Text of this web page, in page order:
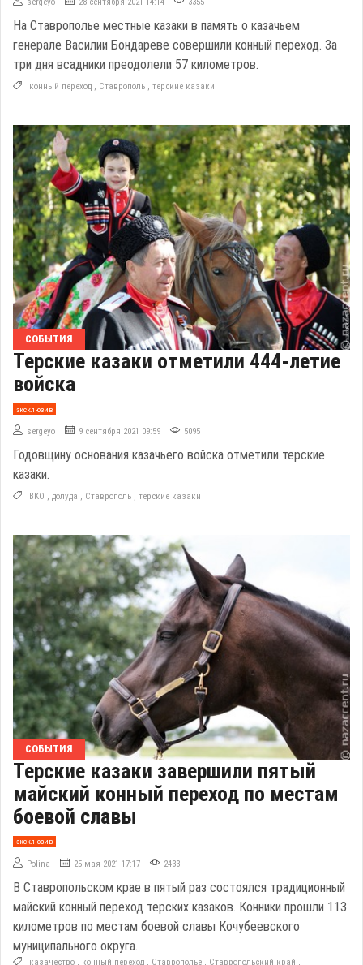
На Ставрополье местные казаки в память о казачьем
генерале Василии Бондареве совершили конный переход. За
три дня всадники преодолели 57 километров.
конный переход , Ставрополь , терские казаки
СОБЫТИЯ
Терские казаки отметили 444-летие
войска
эксклюзив
sergeyo 9 сентября 2021 09:59 5095
Годовщину основания казачьего войска отметили терские
казаки.
ВКО , долуда , Ставрополь , терские казаки
СОБЫТИЯ
Терские казаки завершили пятый
майский конный переход по местам
боевой славы
эксклюзив
Polina 25 мая 2021 17:17 2433
В Ставропольском крае в пятый раз состоялся традиционный
майский конный переход терских казаков. Конники прошли 113
километров по местам боевой славы Кочубеевского
муниципального округа.
казачество , конный переход , Ставрополье , Ставропольский край ,